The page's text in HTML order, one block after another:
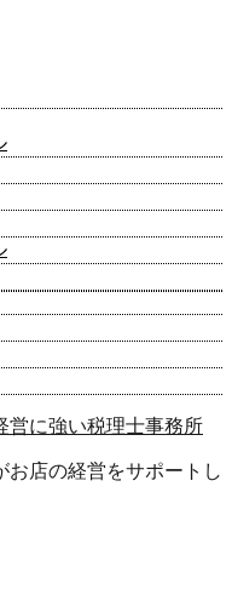
お店の経営をサポートし